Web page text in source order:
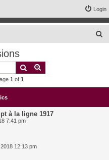
Login
Search
1 of 1
à la ligne 1917
7:41 pm
12:13 pm